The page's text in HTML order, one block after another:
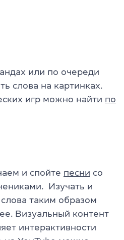
или по очереди
слова на картинках.
игр можно найти по
и спойте песни со
Изучать и
таким образом
Визуальный контент
интерактивности